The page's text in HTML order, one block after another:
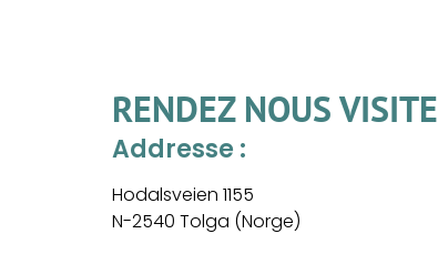
RENDEZ NOUS VISITE
Addresse :
Hodalsveien 1155
N-2540 Tolga (Norge)